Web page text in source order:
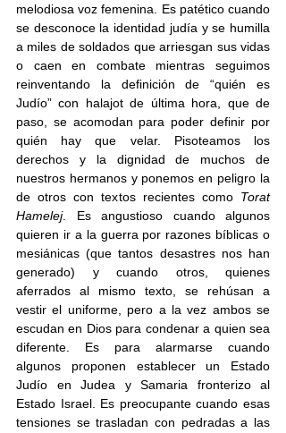
melodiosa voz femenina. Es patético cuando
se desconoce la identidad judía y se humilla
a miles de soldados que arriesgan sus vidas
o caen en combate mientras seguimos
reinventando la definición de “quién es
Judío” con halajot de última hora, que de
paso, se acomodan para poder definir por
quién hay que velar. Pisoteamos los
derechos y la dignidad de muchos de
nuestros hermanos y ponemos en peligro la
de otros con textos recientes como Torat
Hamelej. Es angustioso cuando algunos
quieren ir a la guerra por razones bíblicas o
mesiánicas (que tantos desastres nos han
generado) y cuando otros, quienes
aferrados al mismo texto, se rehúsan a
vestir el uniforme, pero a la vez ambos se
escudan en Dios para condenar a quien sea
diferente. Es para alarmarse cuando
algunos proponen establecer un Estado
Judío en Judea y Samaria fronterizo al
Estado Israel. Es preocupante cuando esas
tensiones se trasladan con pedradas a las